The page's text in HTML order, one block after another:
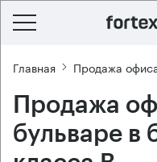
Главная Продажа
Продажа
бульваре в